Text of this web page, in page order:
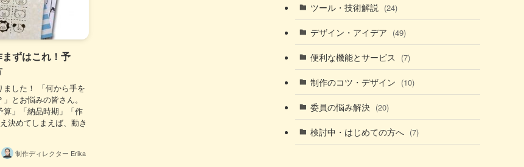
ずはこれ！予
した！ 「何から手を
とお悩みの皆さん。
算」「納品時期」「作
決めてしまえば、動き
制作ディレクター Erika
ツール・技術解説 (24)
デザイン・アイデア (49)
便利な機能とサービス (7)
制作のコツ・デザイン (10)
委員の悩み解決 (20)
検討中・はじめての方へ (7)